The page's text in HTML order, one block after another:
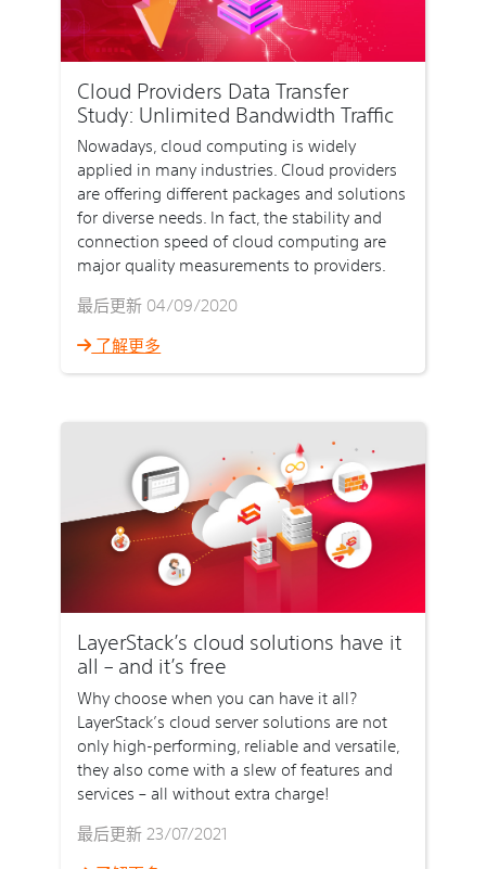
Cloud Providers Data Transfer
Study: Unlimited Bandwidth Traffic
Nowadays, cloud computing is widely
applied in many industries. Cloud providers
are offering different packages and solutions
for diverse needs. In fact, the stability and
connection speed of cloud computing are
major quality measurements to providers.
最后更新 04/09/2020
了解更多
LayerStack’s cloud solutions have it
all – and it’s free
Why choose when you can have it all?
LayerStack’s cloud server solutions are not
only high-performing, reliable and versatile,
they also come with a slew of features and
services – all without extra charge!
最后更新 23/07/2021